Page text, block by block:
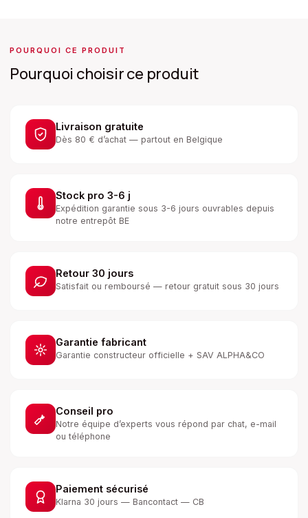
POURQUOI CE PRODUIT
Pourquoi choisir ce produit
Livraison gratuite
Dès 80 € d’achat — partout en Belgique
Stock pro 3-6 j
Expédition garantie sous 3-6 jours ouvrables depuis
notre entrepôt BE
Retour 30 jours
Satisfait ou remboursé — retour gratuit sous 30 jours
Garantie fabricant
Garantie constructeur officielle + SAV ALPHA&CO
Conseil pro
Notre équipe d’experts vous répond par chat, e-mail
ou téléphone
Paiement sécurisé
Klarna 30 jours — Bancontact — CB